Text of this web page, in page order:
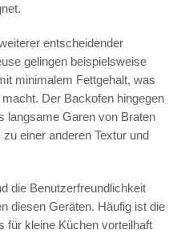
entscheidender
gelingen beispielsweise
minimalem Fettgehalt, was
Der Backofen hingegen
langsame Garen von Braten
einer anderen Textur und
die Benutzerfreundlichkeit
diesen Geräten. Häufig ist die
für kleine Küchen vorteilhaft